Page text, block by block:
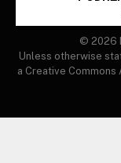
© 2026
Unless otherwise
a Creative